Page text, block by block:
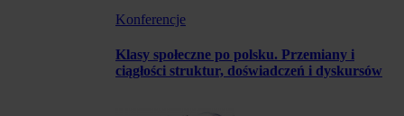
Konferencje
Klasy społeczne po polsku. Przemiany i
ciągłości struktur, doświadczeń i dyskursów